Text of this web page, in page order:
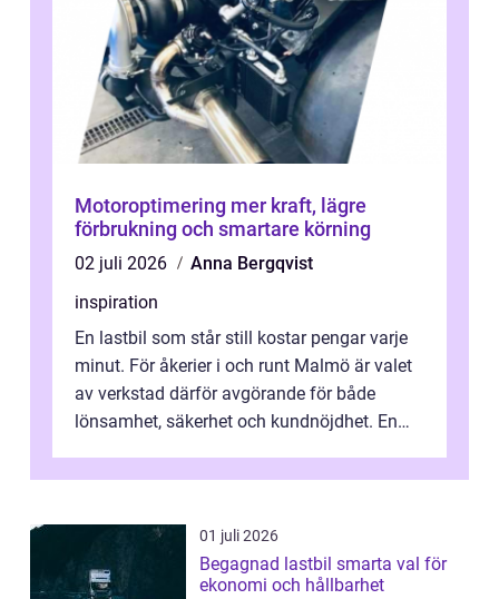
Motoroptimering mer kraft, lägre
förbrukning och smartare körning
02 juli 2026
Anna Bergqvist
inspiration
En lastbil som står still kostar pengar varje
minut. För åkerier i och runt Malmö är valet
av verkstad därför avgörande för både
lönsamhet, säkerhet och kundnöjdhet. En
01 juli 2026
Begagnad lastbil smarta val för
ekonomi och hållbarhet